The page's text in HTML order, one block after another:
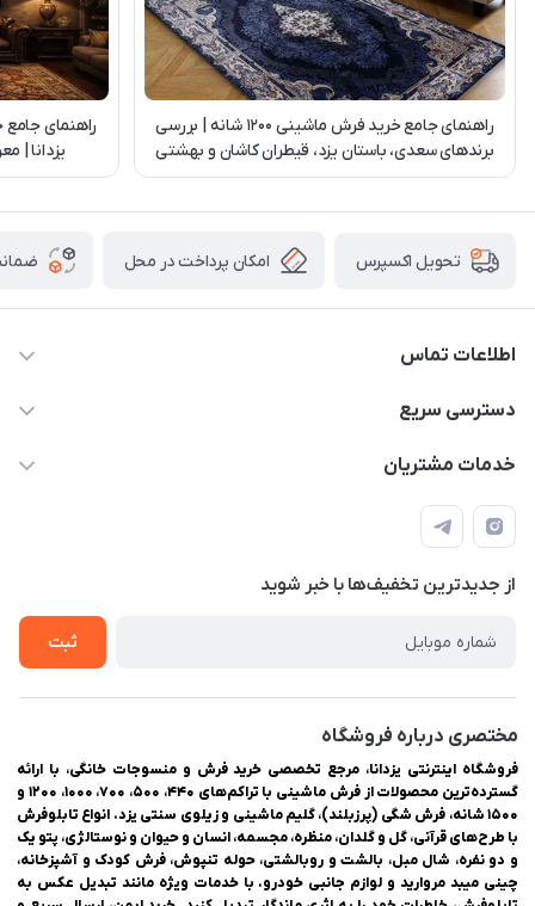
راهنمای جامع خرید فرش ماشینی 1200 شانه | بررسی
برندهای سعدی، باستان یزد، قیطران کاشان و بهشتی
تبریز
راهنمای
یزدانا |
تحویل اکسپرس امکان پرداخت در محل
اطلاعات تماس
03538252575
اینترنتی یزدانا
دسترسی سریع
حساب کاربری
لیست محصولات
درباره ما
خدمات مشتریان
راهنمای ثبت سفارش
حریم خصوصی
سوالات متداول
از جدید‌ترین تخفیف‌ها با‌ خبر شوید
ثبت
مختصری درباره فروشگاه
فروشگاه اینترنتی یزدانا، مرجع تخصصی خرید فرش و منسوجات خانگی، با ارائه
گسترده‌ترین محصولات از فرش ماشینی با تراکم‌های ۴۴۰، ۵۰۰، ۷۰۰، ۱۰۰۰، ۱۲۰۰ و
۱۵۰۰ شانه، فرش شگی (پرزبلند)، گلیم ماشینی و زیلوی سنتی یزد. انواع تابلوفرش
با طرح‌های قرآنی، گل و گلدان، منظره، مجسمه، انسان و حیوان و نوستالژی، پتو یک
و دو نفره، شال مبل، بالشت و روبالشتی، حوله تنپوش، فرش کودک و آشپزخانه،
چینی میبد مروارید و لوازم جانبی خودرو. با خدمات ویژه مانند تبدیل عکس به